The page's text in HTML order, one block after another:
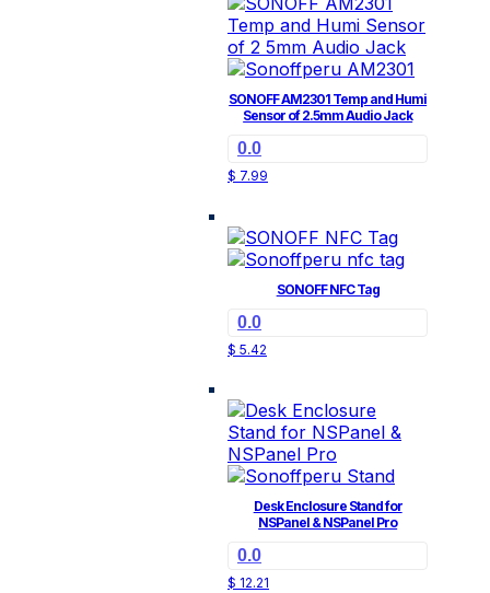
producto
SONOFF AM2301 Temp and Humi
Sensor of 2.5mm Audio Jack
0.0
$ 7.99
SONOFF NFC Tag
0.0
$ 5.42
Desk Enclosure Stand for
NSPanel & NSPanel Pro
0.0
$ 12.21